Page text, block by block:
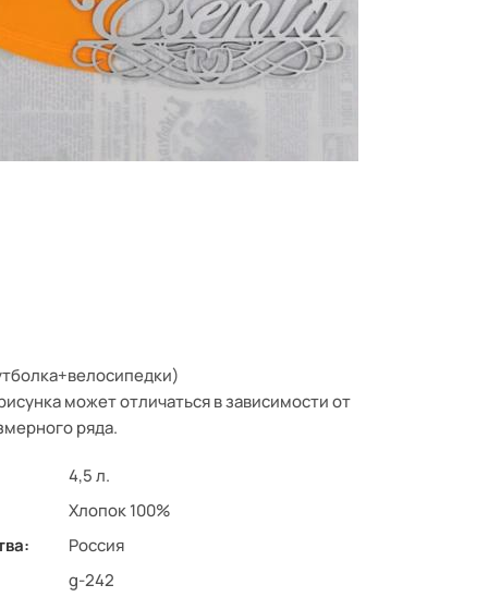
может отличаться в зависимости от
ряда.
4,5 л.
Хлопок 100%
Россия
g-242